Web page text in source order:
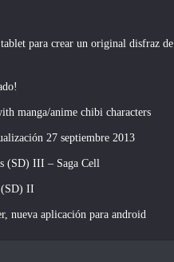
para crear un original disfraz de
manga/anime chibi characters
27 septiembre 2013
(SD) III – Saga Cell
II
nueva aplicación para android